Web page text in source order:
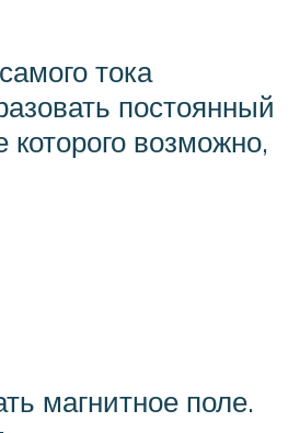
тока
постоянный
возможно,
магнитное поле.